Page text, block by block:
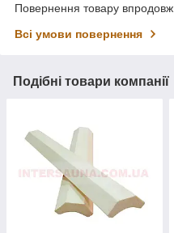
Повернення товару
Всі умови повернення
Подібні товари компанії